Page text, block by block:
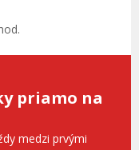
priamo na
medzi prvými